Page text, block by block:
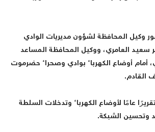
المحافظة لشؤون مديريات الوادي
العامري، ووكيل المحافظة المساعد
أوضاع الكهرباء بوادي وصحراء حضرموت
عامًا لأوضاع الكهرباء وتدخلات السلطة
الشبكة.